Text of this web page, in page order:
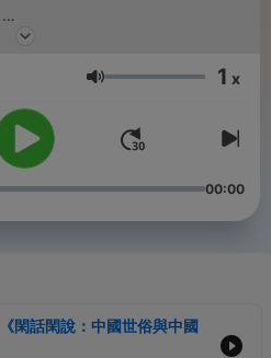
的命運，
些什麼、關心什麼？Äänenvoimakkuus
1 x
00:00
閑話閑說：中國世俗與中國